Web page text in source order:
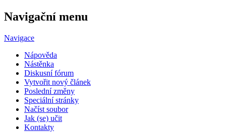
Navigační menu
Navigace
Nápověda
Nástěnka
Diskusní fórum
Vytvořit nový článek
Poslední změny
Speciální stránky
Načíst soubor
Jak (se) učit
Kontakty